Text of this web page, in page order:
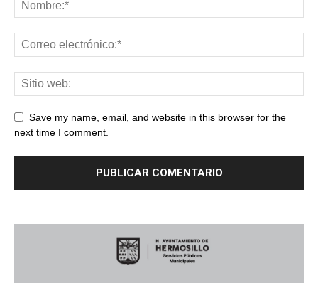
Save my name, email, and website in this browser for the
next time I comment.